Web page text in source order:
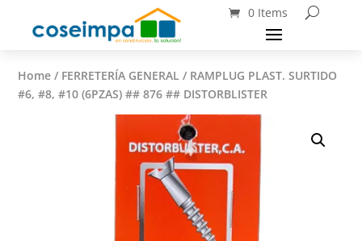
0 Items
Home / FERRETERÍA GENERAL / RAMPLUG PLAST. SURTIDO
#6, #8, #10 (6PZAS) ## 876 ## DISTORBLISTER